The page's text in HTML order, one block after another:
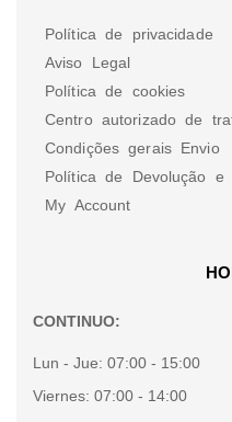
Política de privacidade
Aviso Legal
Política de cookies
Centro autorizado de
Condições gerais Envio
Política de Devolução e
My Account
CONTINUO:
Lun - Jue: 07:00 - 15:00
Viernes: 07:00 - 14:00